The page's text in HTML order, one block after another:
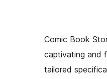
Comic Book
captivating and
tailored